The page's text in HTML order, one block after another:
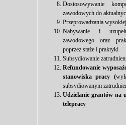
Dostosowywanie
zawodowych do
Przeprowadzania
Nabywanie i
zawodowego oraz
poprzez staże i praktyki
Subsydiowanie
Refundowanie
stanowiska pracy (
subsydiowanym
Udzielanie grantów na
telepracy